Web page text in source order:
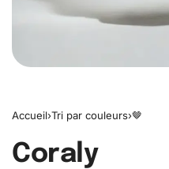
Accueil›Tri par couleurs›🤎
Coraly